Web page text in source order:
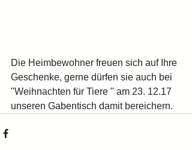
Die Heimbewohner freuen sich auf Ihre
Geschenke, gerne dürfen sie auch bei
"Weihnachten für Tiere " am 23. 12.17
unseren Gabentisch damit bereichern.